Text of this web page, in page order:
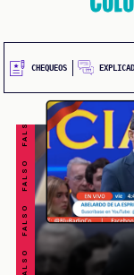
CHEQUEOS
FALSO FALSO FALSO FALSO FALSO FALSO FALSO